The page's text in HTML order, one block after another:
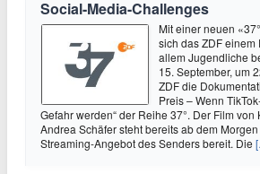
Social-Media-Challenges
Mit einer neuen
sich das ZDF
allem Jugendliche
15. September, um
ZDF die
Preis – Wenn
Gefahr werden“ der Reihe 37°. Der Film
Andrea Schäfer steht bereits ab dem
Streaming-Angebot des Senders bereit. Die